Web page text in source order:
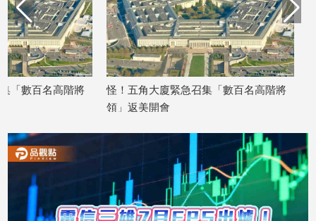
娛
樂
樂
流
行/
時
尚
追
「數百名高階將
怪！五角大廈緊急召集「數百名高階將
領」返美開會